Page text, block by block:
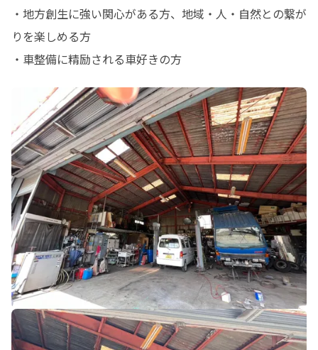
・地方創生に強い関心がある方、地域・人・自然との繋が
りを楽しめる方
・車整備に精励される車好きの方